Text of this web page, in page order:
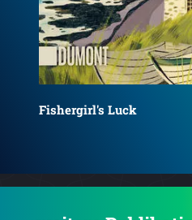
Fishergirl's Luck &